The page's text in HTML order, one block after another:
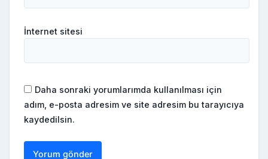
İnternet sitesi
Daha sonraki yorumlarımda kullanılması için
adım, e-posta adresim ve site adresim bu tarayıcıya
kaydedilsin.